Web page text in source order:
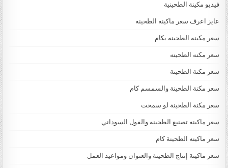
فيديو مكينة الطحينية
عايز اعرف سعر ماكينه الطحينه
سعر مكينه الطحينه بكام
سعر مكنه الطحينه
سعر مكنة الطحينة
سعر مكنة الطحينة والسمسم كام
سعر مكنة الطحينة لو سمحت
سعر ماكينه تصنيع الطحينه والفول السوداني
سعر ماكينه الطحينة كام
سعر ماكينة إنتاج الطحينة والعنوان ومواعيد العمل